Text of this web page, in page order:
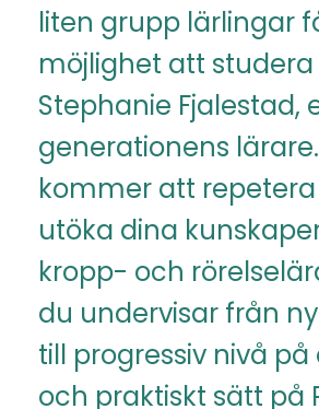
liten grupp lärlingar
möjlighet att studera
Stephanie Fjalestad,
generationens
kommer att
utöka dina
kropp- och
du undervisar från
till progressiv nivå
och praktiskt sätt på